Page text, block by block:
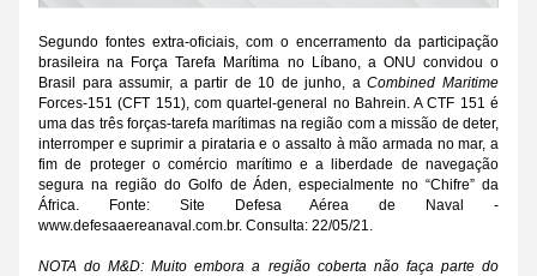
Segundo fontes extra-oficiais, com o encerramento da participação
brasileira na Força Tarefa Marítima no Líbano, a ONU convidou o
Brasil para assumir, a partir de 10 de junho, a Combined Maritime
Forces-151 (CFT 151), com quartel-general no Bahrein. A CTF 151 é
uma das três forças-tarefa marítimas na região com a missão de deter,
interromper e suprimir a pirataria e o assalto à mão armada no mar, a
fim de proteger o comércio marítimo e a liberdade de navegação
segura na região do Golfo de Áden, especialmente no “Chifre” da
África. Fonte: Site Defesa Aérea de Naval -
www.defesaaereanaval.com.br. Consulta: 22/05/21.
NOTA do M&D: Muito embora a região coberta não faça parte do